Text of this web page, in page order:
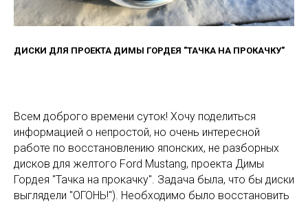
ДИСКИ ДЛЯ ПРОЕКТА ДИМЫ ГОРДЕЯ "ТАЧКА НА ПРОКАЧКУ"
Всем доброго времени суток! Хочу поделиться
информацией о непростой, но очень интересной
работе по восстановлению японских, не разборных
дисков для желтого Ford Mustang, проекта Димы
Гордея "Тачка на прокачку". Задача была, что бы диски
выглядели "ОГОНЬ!"). Необходимо было восстановить